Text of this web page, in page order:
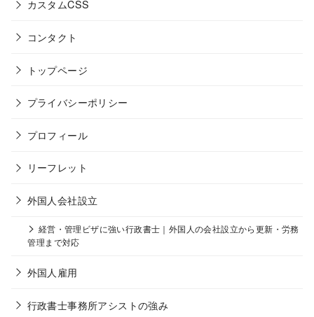
カスタムCSS
コンタクト
トップページ
プライバシーポリシー
プロフィール
リーフレット
外国人会社設立
経営・管理ビザに強い行政書士｜外国人の会社設立から更新・労務
管理まで対応
外国人雇用
行政書士事務所アシストの強み